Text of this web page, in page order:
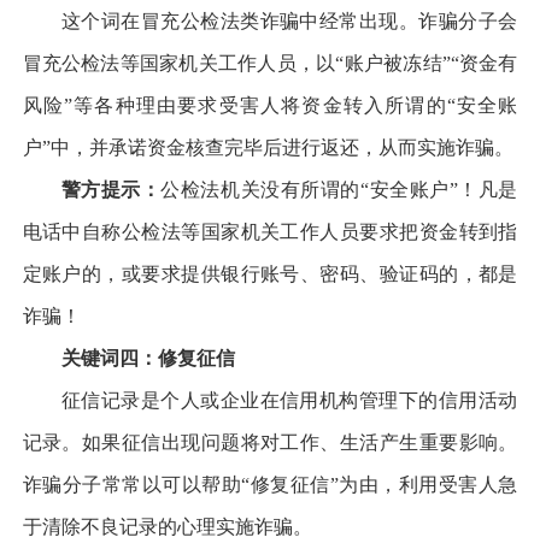
这个词在冒充公检法类诈骗中经常出现。诈骗分子会
冒充公检法等国家机关工作人员，以“账户被冻结”“资金有
风险”等各种理由要求受害人将资金转入所谓的“安全账
户”中，并承诺资金核查完毕后进行返还，从而实施诈骗。
警方提示：公检法机关没有所谓的“安全账户”！凡是
电话中自称公检法等国家机关工作人员要求把资金转到指
定账户的，或要求提供银行账号、密码、验证码的，都是
诈骗！
关键词四：修复征信
征信记录是个人或企业在信用机构管理下的信用活动
记录。如果征信出现问题将对工作、生活产生重要影响。
诈骗分子常常以可以帮助“修复征信”为由，利用受害人急
于清除不良记录的心理实施诈骗。